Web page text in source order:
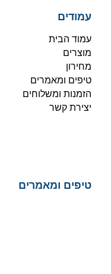
עמודים
עמוד הבית
מוצרים
מחירון
טיפים ומאמרים
הזמנות ומשלוחים
יצירת קשר
טיפים ומאמרים